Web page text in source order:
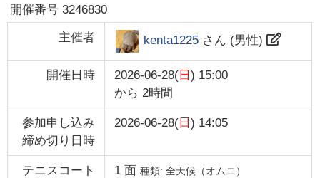
開催番号3246830
主催者 kenta1225さん (男性)
開催日時 2026-06-28(日 ) 15:00
から 2時間
参加申し込み
締め切り日時
2026-06-28(日 ) 14:05
テニスコート 1面 種類: 全天候（オムニ）